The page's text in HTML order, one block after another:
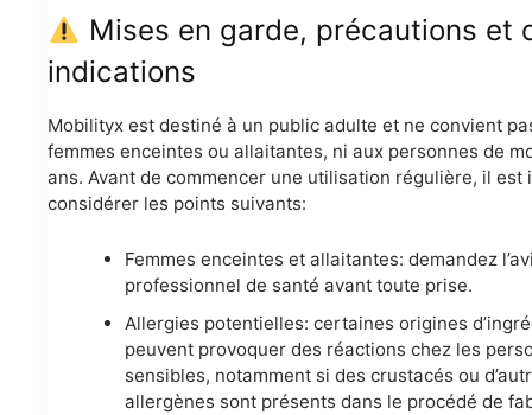
Mises en garde, précautions et
indications
Mobilityx est destiné à un public adulte et ne convient
femmes enceintes ou allaitantes, ni aux personnes de
ans. Avant de commencer une utilisation régulière, il est
considérer les points suivants:
Femmes enceintes et allaitantes: demandez
professionnel de santé avant toute prise.
Allergies potentielles: certaines origines
peuvent provoquer des réactions chez les
sensibles, notamment si des crustacés ou
allergènes sont présents dans le procédé de